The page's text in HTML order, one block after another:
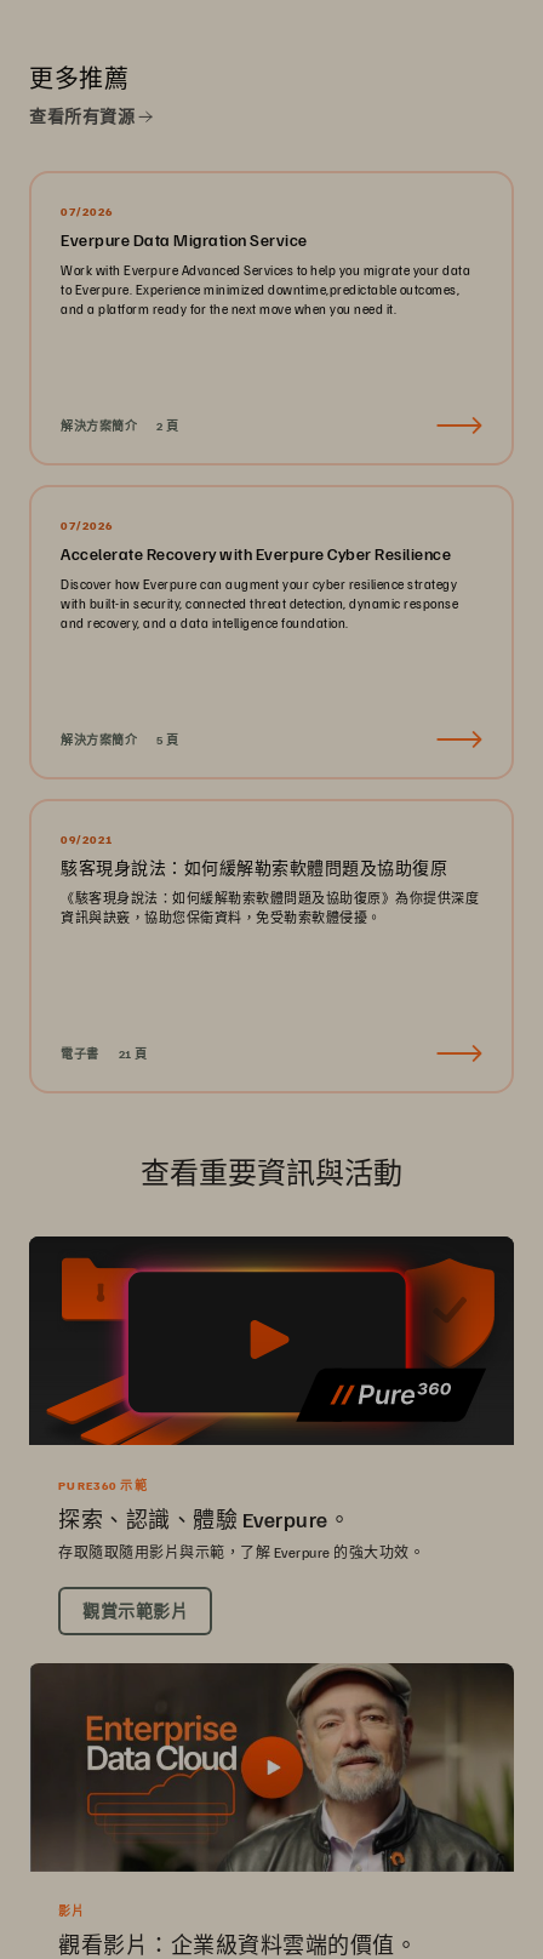
更多推薦
查看所有資源
07/2026
Everpure Data Migration Service
Work with Everpure Advanced Services to help you migrate your data
to Everpure. Experience minimized downtime,predictable outcomes,
and a platform ready for the next move when you need it.
解決方案簡介 2 頁
07/2026
Accelerate Recovery with Everpure Cyber Resilience
Discover how Everpure can augment your cyber resilience strategy
with built-in security, connected threat detection, dynamic response
and recovery, and a data intelligence foundation.
解決方案簡介 5 頁
09/2021
駭客現身說法：如何緩解勒索軟體問題及協助復原
《駭客現身說法：如何緩解勒索軟體問題及協助復原》為你提供深度
資訊與訣竅，協助您保衛資料，免受勒索軟體侵擾。
電子書 21 頁
查看重要資訊與活動
PURE360 示範
探索、認識、體驗 Everpure。
存取隨取隨用影片與示範，了解 Everpure 的強大功效。
觀賞示範影片
影片
觀看影片：企業級資料雲端的價值。